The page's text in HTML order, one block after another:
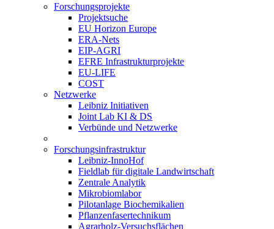
Forschungsprojekte
Projektsuche
EU Horizon Europe
ERA-Nets
EIP-AGRI
EFRE Infrastrukturprojekte
EU-LIFE
COST
Netzwerke
Leibniz Initiativen
Joint Lab KI & DS
Verbünde und Netzwerke
Forschungsinfrastruktur
Leibniz-InnoHof
Fieldlab für digitale Landwirtschaft
Zentrale Analytik
Mikrobiomlabor
Pilotanlage Biochemikalien
Pflanzenfasertechnikum
Agrarholz-Versuchsflächen